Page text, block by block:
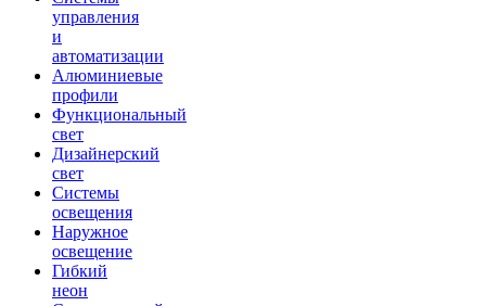
управления
и
автоматизации
Алюминиевые
профили
Функциональный
свет
Дизайнерский
свет
Системы
освещения
Наружное
освещение
Гибкий
неон